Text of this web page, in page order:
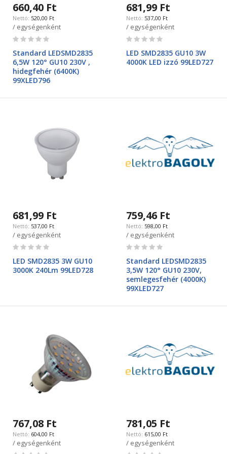
660,40 Ft
520,00 Ft
/ egységenként
Rating:
Standard LEDSMD2835
6,5W 120° GU10 230V ,
hidegfehér (6400K)
99XLED796
681,99 Ft
537,00 Ft
/ egységenként
Rating:
LED SMD2835 GU10 3W
4000K LED izzó 99LED727
681,99 Ft
537,00 Ft
/ egységenként
Rating:
LED SMD2835 3W GU10
3000K 240Lm 99LED728
759,46 Ft
598,00 Ft
/ egységenként
Rating:
Standard LEDSMD2835
3,5W 120° GU10 230V,
semlegesfehér (4000K)
99XLED727
767,08 Ft
604,00 Ft
/ egységenként
Rating:
781,05 Ft
615,00 Ft
/ egységenként
Rating: